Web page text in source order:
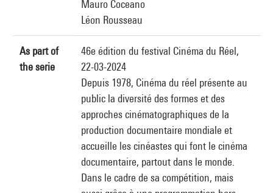
Mauro Coceano
Léon Rousseau
As part of
the serie
46e édition du festival Cinéma du Réel,
22-03-2024
Depuis 1978, Cinéma du réel présente au
public la diversité des formes et des
approches cinématographiques de la
production documentaire mondiale et
accueille les cinéastes qui font le cinéma
documentaire, partout dans le monde.
Dans le cadre de sa compétition, mais